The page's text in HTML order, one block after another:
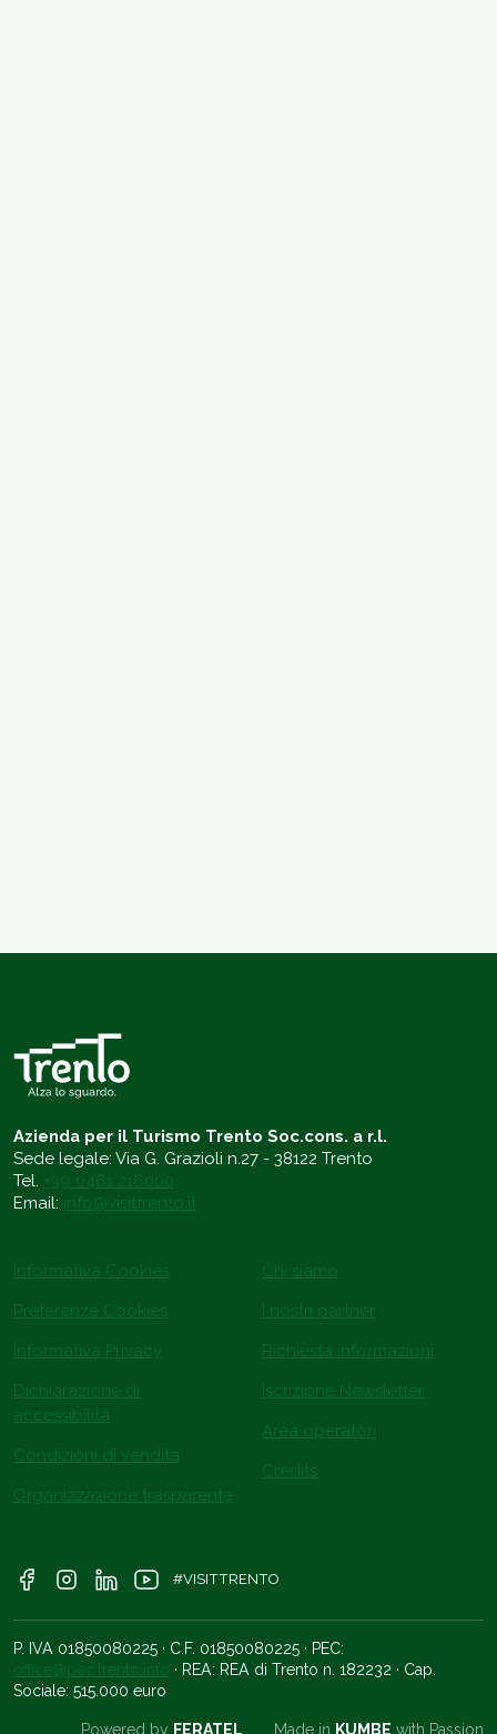
Azienda per il Turismo Trento Soc.cons. a r.l.
Sede legale: Via G. Grazioli n.27 - 38122 Trento
Tel. +39 0461 216000
Email: info@visittrento.it
Informativa Cookies
Preferenze Cookies
Informativa Privacy
Dichiarazione di
accessibilità
Condizioni di vendita
Organizzazione trasparente
Chi siamo
I nostri partner
Richiesta informazioni
Iscrizione Newsletter
Area operatori
Credits
#VISITTRENTO
P. IVA 01850080225 · C.F. 01850080225 · PEC:
office@pec.trento.info · REA: REA di Trento n. 182232 · Cap.
Sociale: 515.000 euro
Powered by FERATEL Made in KUMBE with Passion